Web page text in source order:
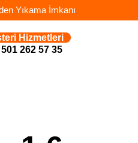
Yıkama İmkanı
Hizmetleri
262 57 35